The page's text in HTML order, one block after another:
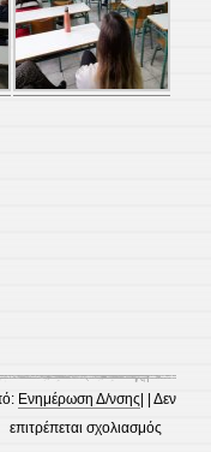
Ενημέρωση Δ/νσης | |Δεν
επιτρέπεται σχολιασμός